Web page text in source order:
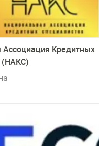
Ассоциация Кредитных
(НАКС)